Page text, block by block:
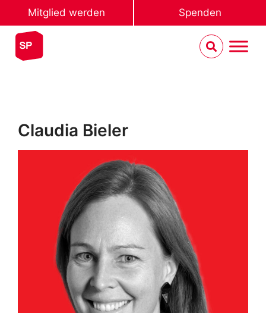
Mitglied werden Spenden
Claudia Bieler